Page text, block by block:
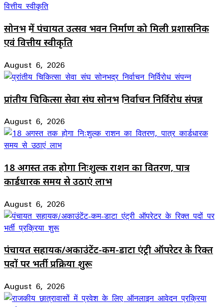
सोनभद्र में पंचायत उत्सव भवन निर्माण को मिली प्रशासनिक
एवं वित्तीय स्वीकृति
August 6, 2026
प्रांतीय चिकित्सा सेवा संघ सोनभद्र निर्वाचन निर्विरोध संपन्न
August 6, 2026
18 अगस्त तक होगा निःशुल्क राशन का वितरण, पात्र
कार्डधारक समय से उठाएं लाभ
August 6, 2026
पंचायत सहायक/अकाउंटेंट-कम-डाटा एंट्री ऑपरेटर के रिक्त
पदों पर भर्ती प्रक्रिया शुरू
August 6, 2026